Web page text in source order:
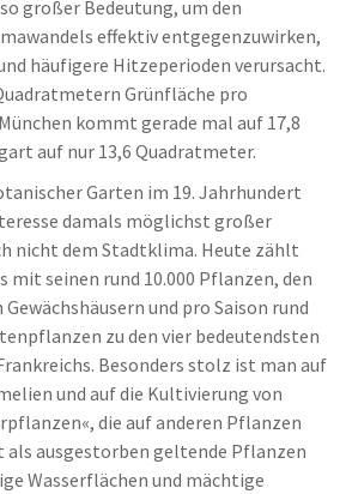
großer Bedeutung, um den
effektiv entgegenzuwirken,
häufigere Hitzeperioden verursacht.
Grünfläche pro
kommt gerade mal auf 17,8
auf nur 13,6 Quadratmeter.
Garten im 19. Jahrhundert
damals möglichst großer
nicht dem Stadtklima. Heute zählt
mit seinen rund 10.000 Pflanzen, den
und pro Saison rund
zu den vier bedeutendsten
Besonders stolz ist man auf
und auf die Kultivierung von
die auf anderen Pflanzen
als ausgestorben geltende Pflanzen
Wasserflächen und mächtige